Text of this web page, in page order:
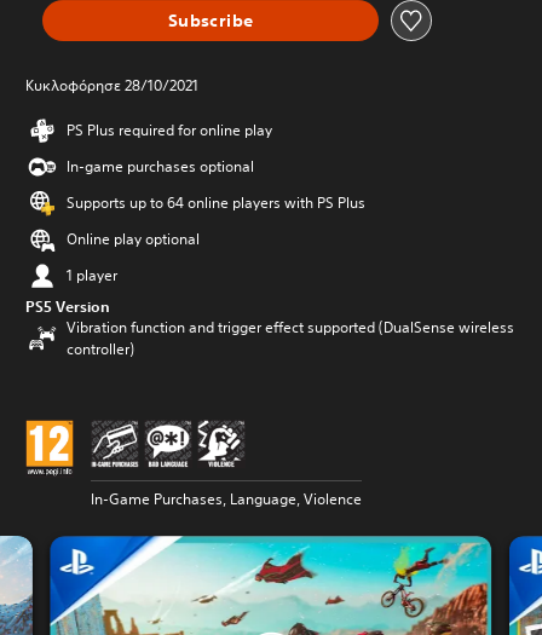
Subscribe
Κυκλοφόρησε 28/10/2021
PS Plus required for online play
In-game purchases optional
Supports up to 64 online players with PS Plus
Online play optional
1 player
PS5 Version
Vibration function and trigger effect supported (DualSense wireless
controller)
In-Game Purchases, Language, Violence